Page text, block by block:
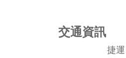
交通資訊
捷